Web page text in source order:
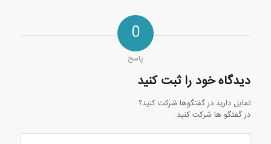
0
پاسخ
دیدگاه خود را ثبت کنید
تمایل دارید در گفتگوها شرکت کنید؟
در گفتگو ها شرکت کنید.